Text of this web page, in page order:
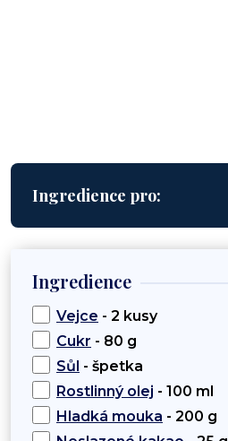
Ingredience pro:
Ingredience
Vejce - 2 kusy
Cukr - 80 g
Sůl - špetka
Rostlinný olej - 100 ml
Hladká mouka - 200 g